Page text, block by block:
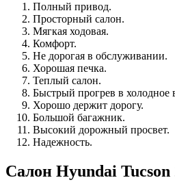
Полный привод.
Просторный салон.
Мягкая ходовая.
Комфорт.
Не дорогая в обслуживании.
Хорошая печка.
Теплый салон.
Быстрый прогрев в холодное
Хорошо держит дорогу.
Большой багажник.
Высокий дорожный просвет.
Надежность.
Салон Hyundai Tucson